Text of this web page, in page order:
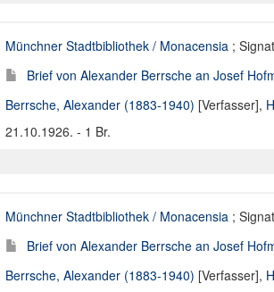
Münchner Stadtbibliothek / Monacensia ;
Brief von Alexander Berrsche an Josef
Berrsche, Alexander (1883-1940) [Verfasser],
21.10.1926. - 1 Br.
Münchner Stadtbibliothek / Monacensia ;
Brief von Alexander Berrsche an Josef
Berrsche, Alexander (1883-1940) [Verfasser],